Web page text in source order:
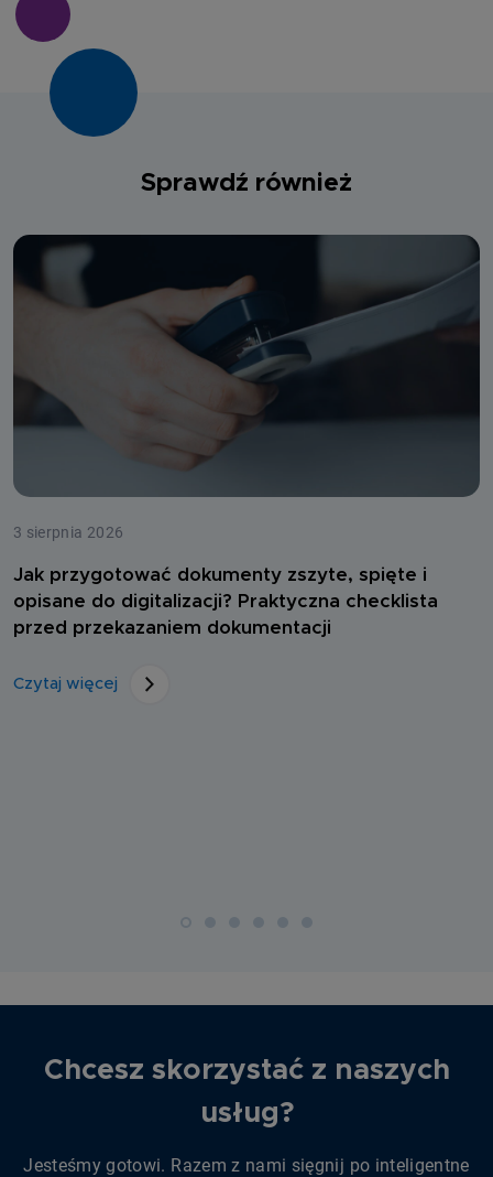
Sprawdź również
3 sierpnia 2026
Jak przygotować dokumenty zszyte, spięte i
opisane do digitalizacji? Praktyczna checklista
przed przekazaniem dokumentacji
Czytaj więcej
Chcesz skorzystać z naszych
usług?
Jesteśmy gotowi. Razem z nami sięgnij po inteligentne